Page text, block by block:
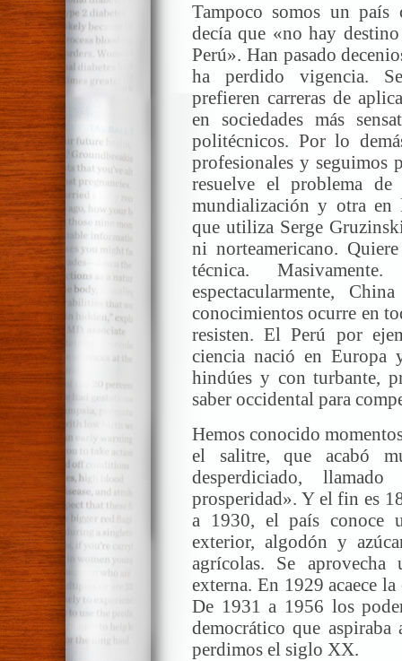
Tampoco somos un país
decía que «no hay
Perú». Han pasado
ha perdido vigencia.
prefieren carreras de
en sociedades más
politécnicos. Por lo
profesionales y seguimos
resuelve el problema
mundialización y otra en
que utiliza Serge
ni norteamericano.
técnica.
espectacularmente,
conocimientos ocurre en
resisten. El Perú por
ciencia nació en Europa
hindúes y con turbante,
saber occidental para
Hemos conocido
el salitre, que acabó
desperdiciado,
prosperidad». Y el fin es
a 1930, el país conoce
exterior, algodón y
agrícolas. Se
externa. En 1929 acaece
De 1931 a 1956 los
democrático que
perdimos el siglo XX.